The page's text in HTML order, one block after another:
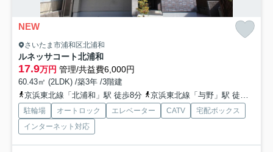
NEW
さいたま市浦和区北浦和
ルネッサコート北浦和
17.9万円 管理/共益費6,000円
60.43㎡ (2LDK) /築3年 /3階建
京浜東北線「北浦和」駅 徒歩8分
京浜東北線「与野」駅 徒歩18分
駐輪場 オートロック エレベーター CATV
宅配ボックス
インターネット対応